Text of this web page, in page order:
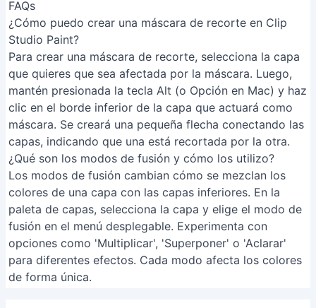
máscara. Se creará una pequeña flecha conectando las
capas, indicando que una está recortada por la otra.
¿Qué son los modos de fusión y cómo los utilizo?
Los modos de fusión cambian cómo se mezclan los
colores de una capa con las capas inferiores. En la
paleta de capas, selecciona la capa y elige el modo de
fusión en el menú desplegable. Experimenta con
opciones como 'Multiplicar', 'Superponer' o 'Aclarar'
para diferentes efectos. Cada modo afecta los colores
de forma única.
Artículos Relacionados
Organiza tu tiempo con la app
Iker: Prioriza tareas como un PRO